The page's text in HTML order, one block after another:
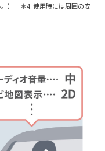
。） ＊4. 使用時には周囲の安